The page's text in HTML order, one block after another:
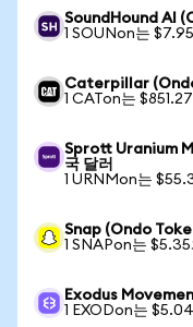
SoundHound AI
1 SOUNon는
Caterpillar
1 CATon는
Sprott Uranium
국 달러
1 URNMon는
Snap (Ondo
1 SNAPon는
Exodus
1 EXODon는